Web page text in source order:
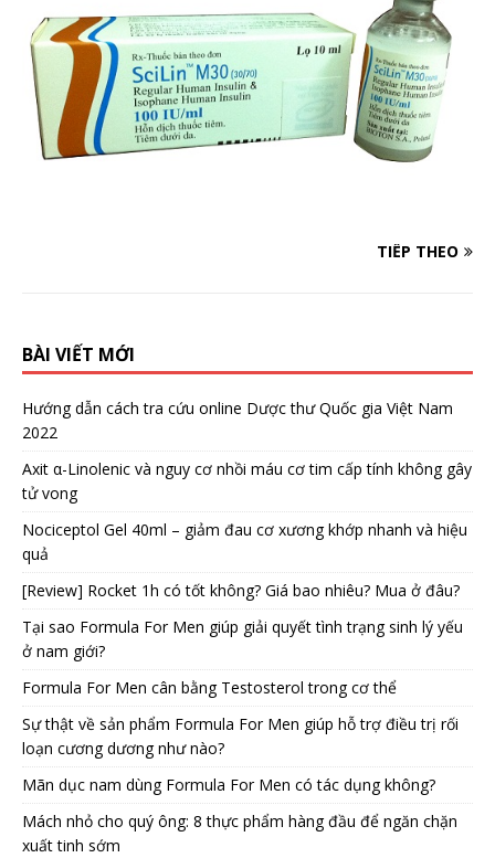
TIẾP THEO
BÀI VIẾT MỚI
Hướng dẫn cách tra cứu online Dược thư Quốc gia Việt Nam
2022
Axit α-Linolenic và nguy cơ nhồi máu cơ tim cấp tính không gây
tử vong
Nociceptol Gel 40ml – giảm đau cơ xương khớp nhanh và hiệu
quả
[Review] Rocket 1h có tốt không? Giá bao nhiêu? Mua ở đâu?
Tại sao Formula For Men giúp giải quyết tình trạng sinh lý yếu
ở nam giới?
Formula For Men cân bằng Testosterol trong cơ thể
Sự thật về sản phẩm Formula For Men giúp hỗ trợ điều trị rối
loạn cương dương như nào?
Mãn dục nam dùng Formula For Men có tác dụng không?
Mách nhỏ cho quý ông: 8 thực phẩm hàng đầu để ngăn chặn
xuất tinh sớm